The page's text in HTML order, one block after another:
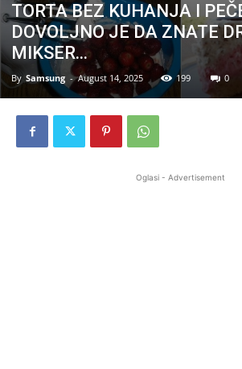
TORTA BEZ KUHANJA I
DOVOLJNO JE DA ZNATE
MIKSER…
By Samsung - August 14, 2025 199 0
Oglasi - Advertisement